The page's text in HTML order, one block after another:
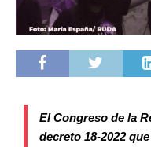
El Congreso de la
decreto 18-2022